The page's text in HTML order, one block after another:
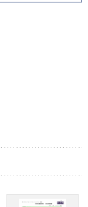
超成熟社会発展のサ